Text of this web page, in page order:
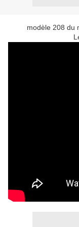
modèle 208 du